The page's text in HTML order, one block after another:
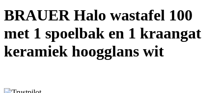
BRAUER Halo wastafel 100
met 1 spoelbak en 1 kraangat
keramiek hoogglans wit